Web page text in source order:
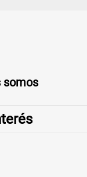
somos